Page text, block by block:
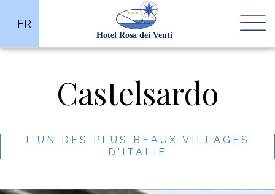
FR
Castelsardo
L'UN DES PLUS BEAUX VILLAGES
D'ITALIE